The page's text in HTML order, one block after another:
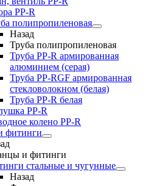
PP-R
полипропиленовая
Назад
Труба полипропиленовая
Труба PP-R армированная
алюминием (серая)
Труба PP-RGF армированная
стекловолокном (белая)
Труба РР-R белая
PP-R
колено PP-R
фитинги
и фитинги
стальные и чугунные
Назад